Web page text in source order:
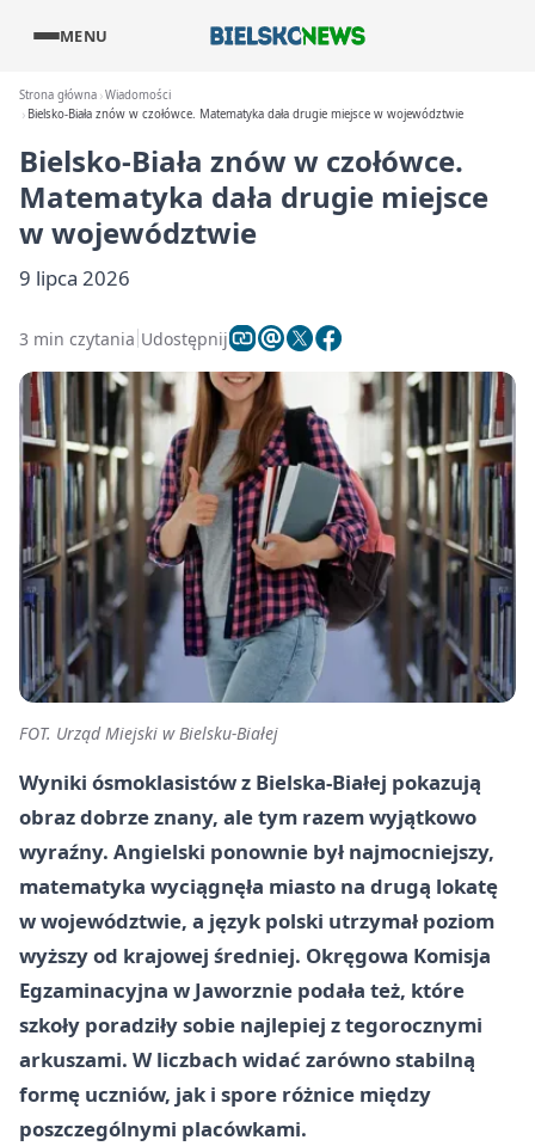
MENU
Strona główna Wiadomości
Bielsko-Biała znów w czołówce. Matematyka dała drugie miejsce w województwie
Bielsko-Biała znów w czołówce.
Matematyka dała drugie miejsce
w województwie
9 lipca 2026
3 min czytania Udostępnij
FOT. Urząd Miejski w Bielsku-Białej
Wyniki ósmoklasistów z Bielska-Białej pokazują
obraz dobrze znany, ale tym razem wyjątkowo
wyraźny. Angielski ponownie był najmocniejszy,
matematyka wyciągnęła miasto na drugą lokatę
w województwie, a język polski utrzymał poziom
wyższy od krajowej średniej. Okręgowa Komisja
Egzaminacyjna w Jaworznie podała też, które
szkoły poradziły sobie najlepiej z tegorocznymi
arkuszami. W liczbach widać zarówno stabilną
formę uczniów, jak i spore różnice między
poszczególnymi placówkami.